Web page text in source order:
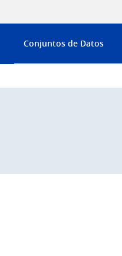
Conjuntos de Datos